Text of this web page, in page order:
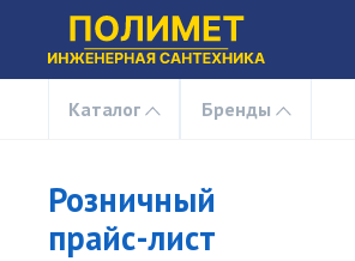
Каталог Бренды
Розничный
прайс-лист